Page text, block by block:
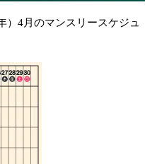
）4月のマンスリースケジュ